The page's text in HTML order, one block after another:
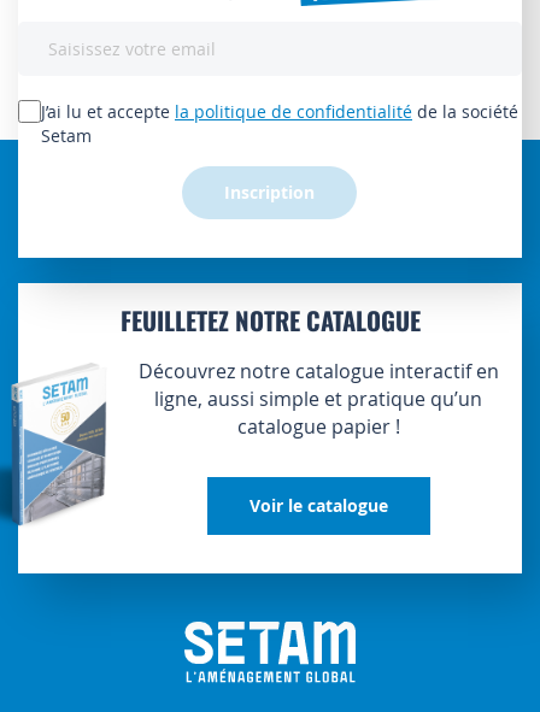
lettre
d’information
J’ai lu et accepte la politique de confidentialité de la société
Setam
Inscription
FEUILLETEZ NOTRE CATALOGUE
Découvrez notre catalogue interactif en
ligne, aussi simple et pratique qu’un
catalogue papier !
Voir le catalogue